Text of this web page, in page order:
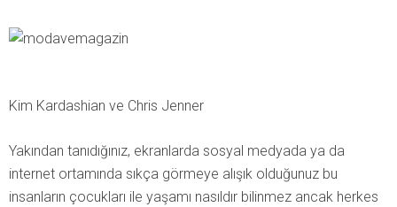
Kim Kardashian ve Chris Jenner
Yakından tanıdığınız, ekranlarda sosyal medyada ya da
internet ortamında sıkça görmeye alışık olduğunuz bu
insanların çocukları ile yaşamı nasıldır bilinmez ancak herkes